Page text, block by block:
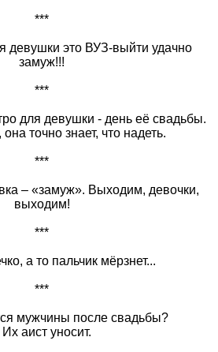
***
девушки это ВУЗ-выйти удачно
замуж!!!
***
для девушки - день её свадьбы.
точно знает, что надеть.
***
– «замуж». Выходим, девочки,
выходим!
***
а то пальчик мёрзнет...
***
мужчины после свадьбы?
аист уносит.